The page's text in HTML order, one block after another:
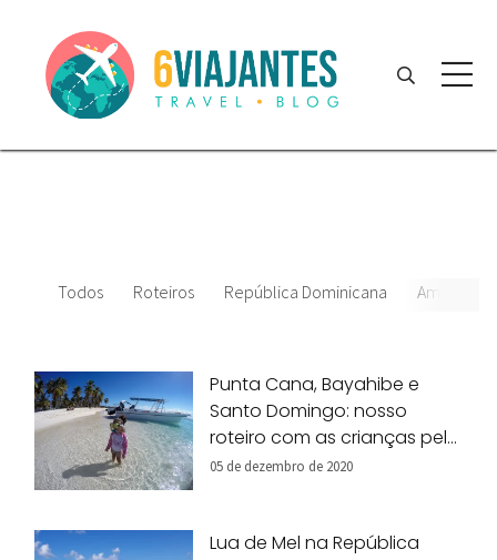
Todos Roteiros República Dominicana América
Punta Cana, Bayahibe e
Santo Domingo: nosso
roteiro com as crianças pela
República Dominicana!
05 de dezembro de 2020
Lua de Mel na República